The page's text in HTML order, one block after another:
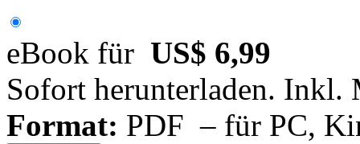
eBook für US$ 6,99
Sofort herunterladen. Inkl.
Format: PDF – für PC,